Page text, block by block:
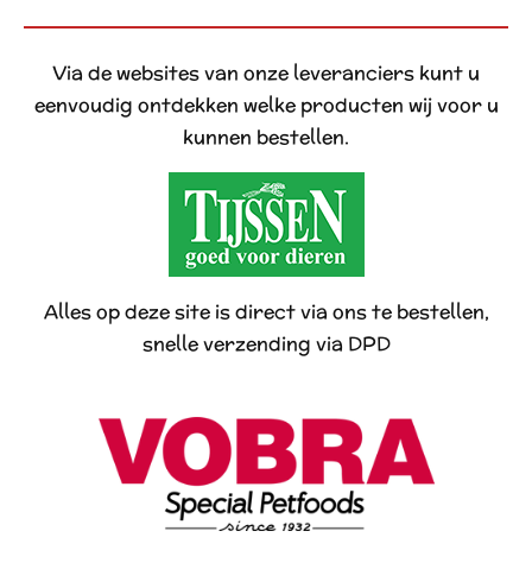
Via de websites van onze leveranciers kunt u
eenvoudig ontdekken welke producten wij voor u
kunnen bestellen.
Alles op deze site is direct via ons te bestellen,
snelle verzending via DPD